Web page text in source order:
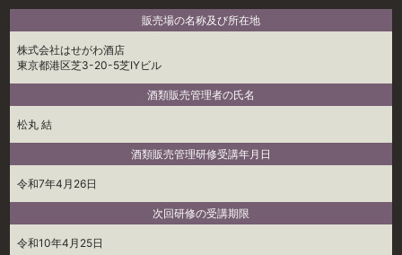
販売場の名称及び所在地
株式会社はせがわ酒店
東京都港区芝3-20-5芝IYビル
酒類販売管理者の氏名
松丸 結
酒類販売管理研修受講年月日
令和7年4月26日
次回研修の受講期限
令和10年4月25日